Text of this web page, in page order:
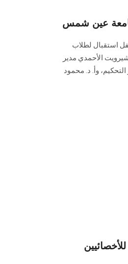
عين شمس
استقبال لطلاب
الأحمدي مدير
التحكيم، وأ. د. محمود